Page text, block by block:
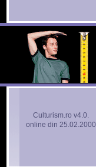
Culturism.ro v4.0.
online din 25.02.2000